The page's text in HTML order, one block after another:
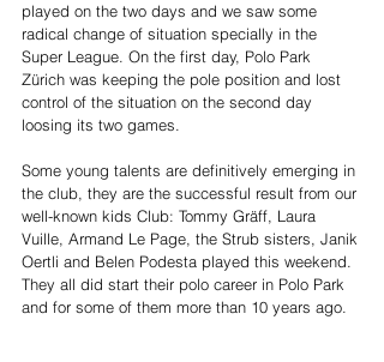
played on the two days and we saw some
radical change of situation specially in the
Super League. On the first day, Polo Park
Zürich was keeping the pole position and lost
control of the situation on the second day
loosing its two games.
Some young talents are definitively emerging in
the club, they are the successful result from our
well-known kids Club: Tommy Gräff, Laura
Vuille, Armand Le Page, the Strub sisters, Janik
Oertli and Belen Podesta played this weekend.
They all did start their polo career in Polo Park
and for some of them more than 10 years ago.